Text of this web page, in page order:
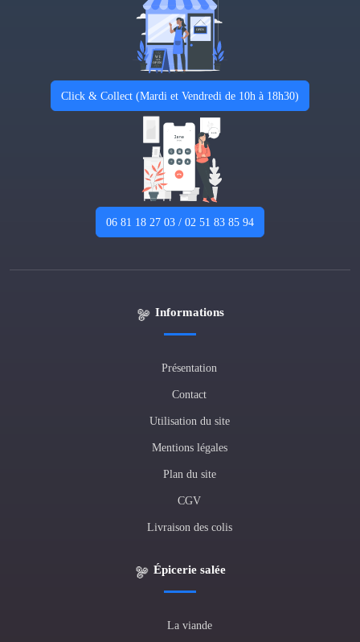
Click & Collect (Mardi et Vendredi de 10h à 18h30)
06 81 18 27 03 / 02 51 83 85 94
Informations
Présentation
Contact
Utilisation du site
Mentions légales
Plan du site
CGV
Livraison des colis
Épicerie salée
La viande